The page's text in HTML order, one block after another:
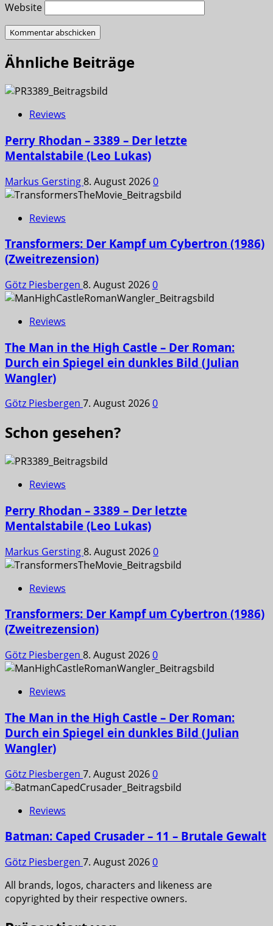
Website
Ähnliche Beiträge
Reviews
Perry Rhodan – 3389 – Der letzte
Mentalstabile (Leo Lukas)
Markus Gersting8. August 20260
Reviews
Transformers: Der Kampf um Cybertron (1986)
(Zweitrezension)
Götz Piesbergen 8. August 20260
Reviews
The Man in the High Castle – Der Roman:
Durch ein Spiegel ein dunkles Bild (Julian
Wangler)
Götz Piesbergen 7. August 20260
Schon gesehen?
Reviews
Perry Rhodan – 3389 – Der letzte
Mentalstabile (Leo Lukas)
Markus Gersting8. August 20260
Reviews
Transformers: Der Kampf um Cybertron (1986)
(Zweitrezension)
Götz Piesbergen 8. August 20260
Reviews
The Man in the High Castle – Der Roman:
Durch ein Spiegel ein dunkles Bild (Julian
Wangler)
Götz Piesbergen 7. August 20260
Reviews
Batman: Caped Crusader – 11 – Brutale Gewalt
Götz Piesbergen 7. August 20260
All brands, logos, characters and likeness are
copyrighted by their respective owners.